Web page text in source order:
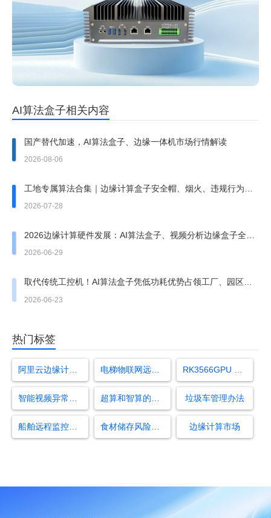
AI算法盒子相关内容
国产替代加速，AI算法盒子、边缘一体机市场行情解读
2026-08-06
工地专属算法合集｜边缘计算盒子安全帽、烟火、违规行为检
测落地方案
2026-07-28
2026边缘计算硬件发展：AI算法盒子、视频分析边缘盒子全趋
势
2026-06-29
取代传统工控机！AI算法盒子凭低功耗优势占领工厂、园区边
缘节点
2026-06-23
热门标签
阿里云边缘计算一体机 电梯物联网远程监控系统 RK3566GPU 和 NPU 参数
智能视频异常检测方法 超算和智算的区别在哪里 垃圾车管理办法
船舶远程监控怎么设置 食材储存风险隐患识别算法 边缘计算市场